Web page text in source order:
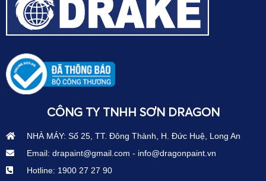
CÔNG TY TNHH SƠN DRAGON
NHÀ MÁY: Số 25, TT. Đông Thành, H. Đức Huệ, Long An
Email: drapaint@gmail.com - info@dragonpaint.vn
Hotline: 1900 27 27 90